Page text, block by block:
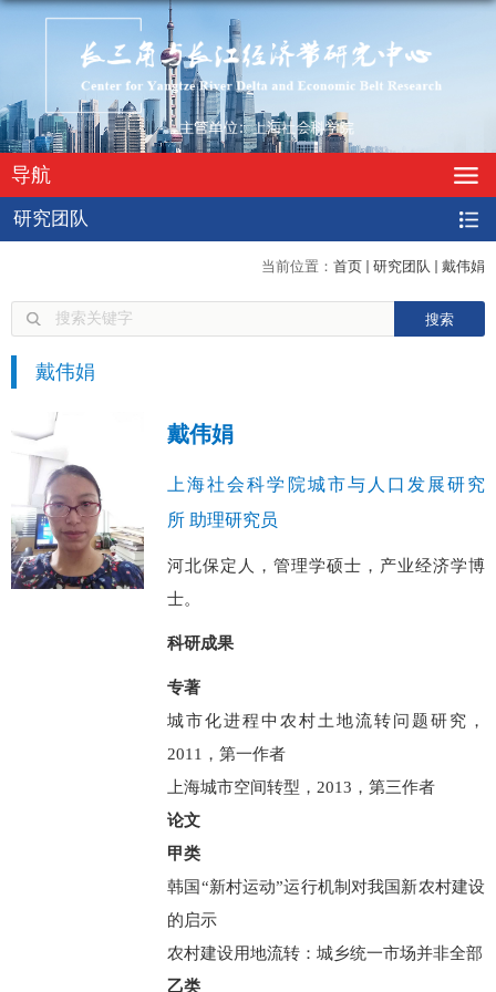
导航
研究团队
当前位置： 首页 研究团队 戴伟娟
戴伟娟
戴伟娟
上海社会科学院城市与人口发展研究
所 助理研究员
河北保定人，管理学硕士，产业经济学博
士。
科研成果
专著
城市化进程中农村土地流转问题研究，
2011，第一作者
上海城市空间转型，2013，第三作者
论文
甲类
韩国“新村运动”运行机制对我国新农村建设
的启示
农村建设用地流转：城乡统一市场并非全部
乙类